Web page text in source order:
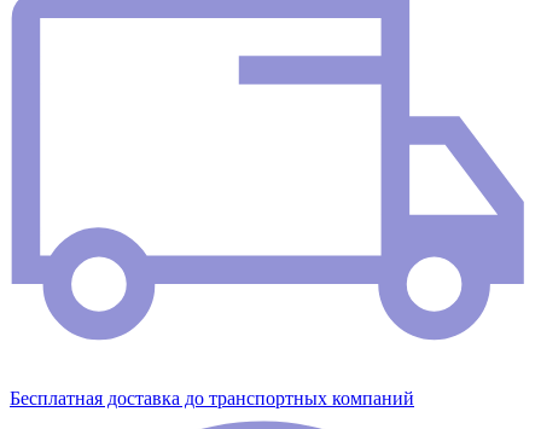
Бесплатная доставка до транспортных компаний